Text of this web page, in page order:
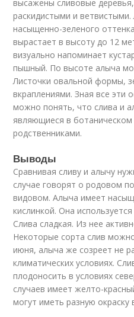
высажены сливовые
раскидистыми и ветвистыми.
насыщенно-зеленого
вырастает в высоту до 12
визуально напоминает
пышный. По высоте алыча
Листочки овальной формы,
вкраплениями. Зная все эти
можно понять, что слива и
являющиеся в
родственниками.
Выводы
Сравнивая сливу и алычу
случае говорят о родовом
видовом. Алыча имеет
кислинкой. Она
Слива сладкая. Из нее
Некоторые сорта слив
июня, алыча же созреет не
климатических условиях.
плодоносить в условиях
случаев имеет желто-
могут иметь разную окраску